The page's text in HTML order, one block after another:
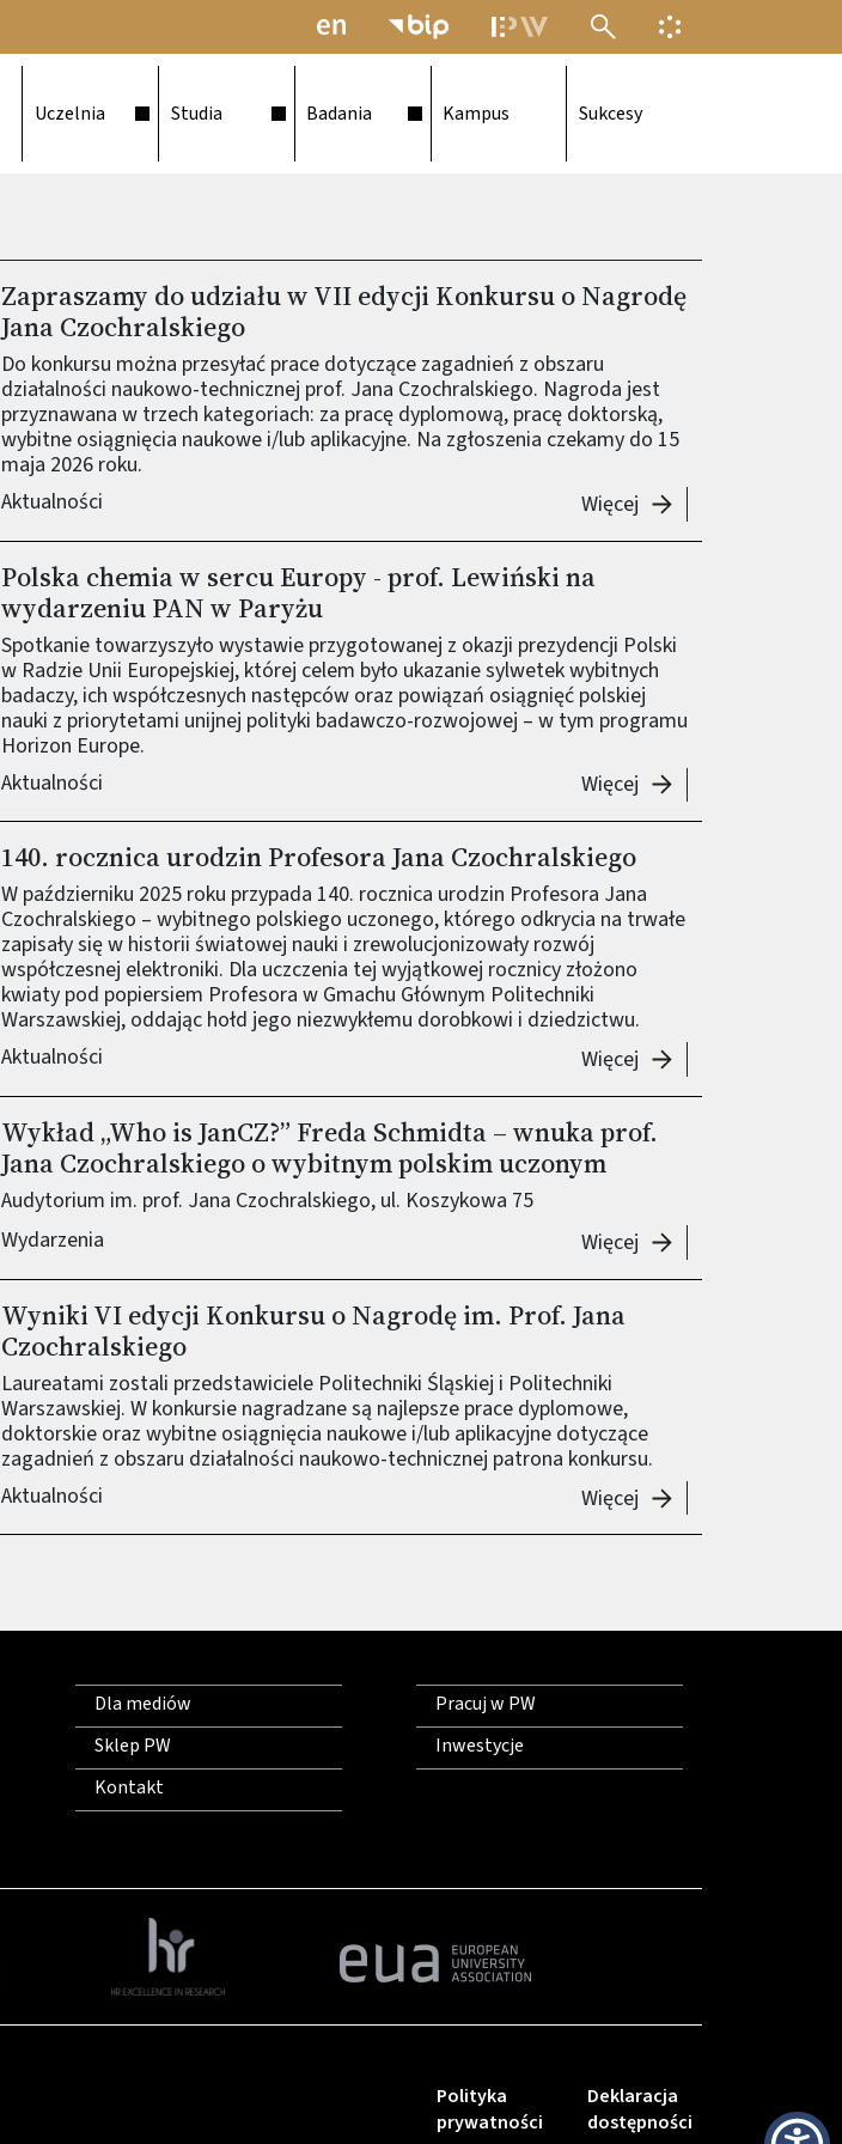
MENU ELEKTRONICZNEJINFORMACJA O
Uczelnia Studia Badania Kampus Sukcesy
Zapraszamy do udziału w VII edycji Konkursu o Nagrodę
Jana Czochralskiego
Do konkursu można przesyłać prace dotyczące zagadnień z obszaru
działalności naukowo-technicznej prof. Jana Czochralskiego. Nagroda jest
przyznawana w trzech kategoriach: za pracę dyplomową, pracę doktorską,
wybitne osiągnięcia naukowe i/lub aplikacyjne. Na zgłoszenia czekamy do 15
maja 2026 roku.
Aktualności
Więcej Zapraszamy do
Polska chemia w sercu Europy - prof. Lewiński na
wydarzeniu PAN w Paryżu
Spotkanie towarzyszyło wystawie przygotowanej z okazji prezydencji Polski
w Radzie Unii Europejskiej, której celem było ukazanie sylwetek wybitnych
badaczy, ich współczesnych następców oraz powiązań osiągnięć polskiej
nauki z priorytetami unijnej polityki badawczo-rozwojowej – w tym programu
Horizon Europe.
Aktualności
Więcej Polska chemia w
140. rocznica urodzin Profesora Jana Czochralskiego
W październiku 2025 roku przypada 140. rocznica urodzin Profesora Jana
Czochralskiego – wybitnego polskiego uczonego, którego odkrycia na trwałe
zapisały się w historii światowej nauki i zrewolucjonizowały rozwój
współczesnej elektroniki. Dla uczczenia tej wyjątkowej rocznicy złożono
kwiaty pod popiersiem Profesora w Gmachu Głównym Politechniki
Warszawskiej, oddając hołd jego niezwykłemu dorobkowi i dziedzictwu.
Aktualności
Więcej 140. rocznica
Wykład „Who is JanCZ?” Freda Schmidta – wnuka prof.
Jana Czochralskiego o wybitnym polskim uczonym
Audytorium im. prof. Jana Czochralskiego, ul. Koszykowa 75
Wydarzenia
Więcej Wykład „Who is
Wyniki VI edycji Konkursu o Nagrodę im. Prof. Jana
Czochralskiego
Laureatami zostali przedstawiciele Politechniki Śląskiej i Politechniki
Warszawskiej. W konkursie nagradzane są najlepsze prace dyplomowe,
doktorskie oraz wybitne osiągnięcia naukowe i/lub aplikacyjne dotyczące
zagadnień z obszaru działalności naukowo-technicznej patrona konkursu.
Aktualności
Więcej Wyniki VI edycji
Dla mediów
Sklep PW
Kontakt
Pracuj w PW
Inwestycje
Deklaracja
dostępności
Polityka
prywatności